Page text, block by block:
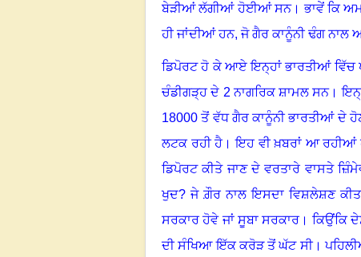
ਬੇੜੀਆਂ ਲੱਗੀਆਂ ਹੋਈਆਂ ਸਨ। ਭਾਵੇਂ ਕਿ
ਹੀ ਜਾਂਦੀਆਂ ਹਨ, ਜੋ ਗੈਰ ਕਾਨੂੰਨੀ ਢੰਗ ਨਾਲ
ਡਿਪੋਰਟ ਹੋ ਕੇ ਆਏ ਇਨ੍ਹਾਂ ਭਾਰਤੀਆਂ ਵਿੱਚ
ਚੰਡੀਗੜ੍ਹ ਦੇ 2 ਨਾਗਰਿਕ ਸ਼ਾਮਲ ਸਨ।
18000 ਤੋਂ ਵੱਧ ਗੈਰ ਕਾਨੂੰਨੀ ਭਾਰਤੀਆਂ ਦੇ
ਲਟਕ ਰਹੀ ਹੈ ।ਇਹ ਵੀ ਖ਼ਬਰਾਂ ਆ ਰਹੀਆਂ
ਡਿਪੋਰਟ ਕੀਤੇ ਜਾਣ ਦੇ ਵਰਤਾਰੇ ਵਾਸਤੇ
ਖੁਦ? ਜੇ ਗ਼ੌਰ ਨਾਲ ਇਸਦਾ ਵਿਸ਼ਲੇਸ਼ਣ
ਸਰਕਾਰ ਹੋਵੇ ਜਾਂ ਸੂਬਾ ਸਰਕਾਰ । ਕਿਉਂਕਿ
ਦੀ ਸੰਖਿਆ ਇੱਕ ਕਰੋੜ ਤੋਂ ਘੱਟ ਸੀ।